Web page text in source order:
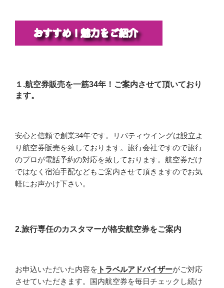
１.航空券販売を一筋34年！ご案内させて頂いており
ます。
安心と信頼で創業34年です。リバティウイングは設立よ
り航空券販売を致しております。旅行会社ですので旅行
のプロが電話予約の対応を致しております。航空券だけ
ではなく宿泊手配などもご案内させて頂きますのでお気
軽にお声かけ下さい。
2.旅行専任のカスタマーが格安航空券をご案内
お申込いただいた内容を トラベルアドバイザーがご対応
させていただきます。国内航空券を毎日チェックし続け